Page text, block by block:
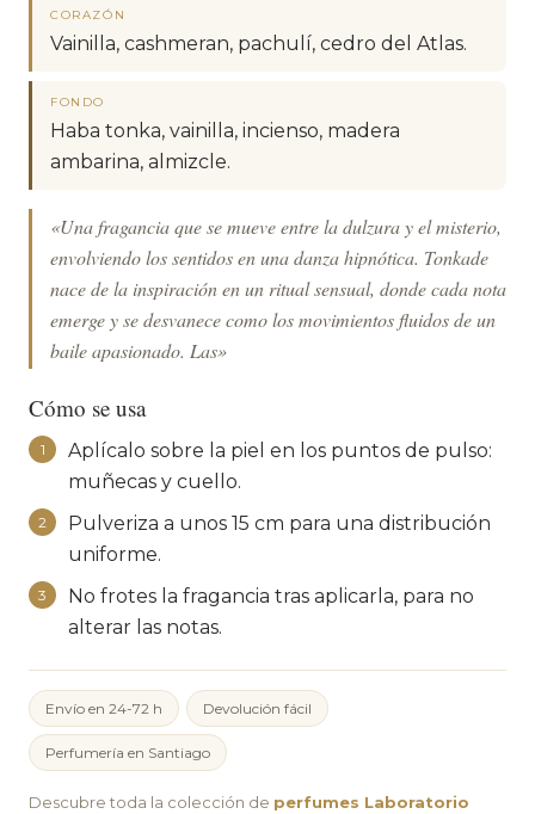
CORAZÓN
Vainilla, cashmeran, pachulí, cedro del Atlas.
FONDO
Haba tonka, vainilla, incienso, madera
ambarina, almizcle.
«Una fragancia que se mueve entre la dulzura y el misterio,
envolviendo los sentidos en una danza hipnótica. Tonkade
nace de la inspiración en un ritual sensual, donde cada nota
emerge y se desvanece como los movimientos fluidos de un
baile apasionado. Las»
Cómo se usa
1
Aplícalo sobre la piel en los puntos de pulso:
muñecas y cuello.
2
Pulveriza a unos 15 cm para una distribución
uniforme.
3
No frotes la fragancia tras aplicarla, para no
alterar las notas.
Envío en 24-72 h Devolución fácil
Perfumería en Santiago
Descubre toda la colección de perfumes Laboratorio